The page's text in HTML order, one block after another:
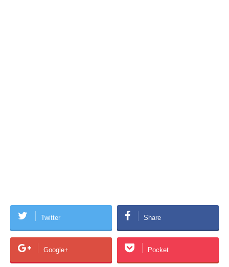
Twitter Share
Google+ Pocket